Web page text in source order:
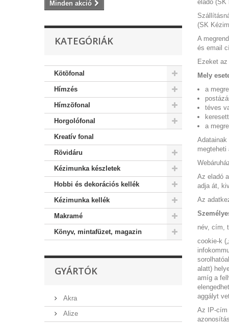
Minden akció
KATEGÓRIÁK
Kötõfonal
Hímzés
Hímzõfonal
Horgolófonal
Kreatív fonal
Rövidáru
Kézimunka készletek
Hobbi és dekorációs kellék
Kézimunka kellék
Makramé
Könyv, mintafüzet, magazin
GYÁRTÓK
Akra
Alize
eladó (SK
(SK
A
és email
Ezeket
Mely
a
téves
a
megteheti
Az eladó
adja át,
Az
név, cím,
cookie-k
alatt)
amíg a
aggályt
Az IP-cím